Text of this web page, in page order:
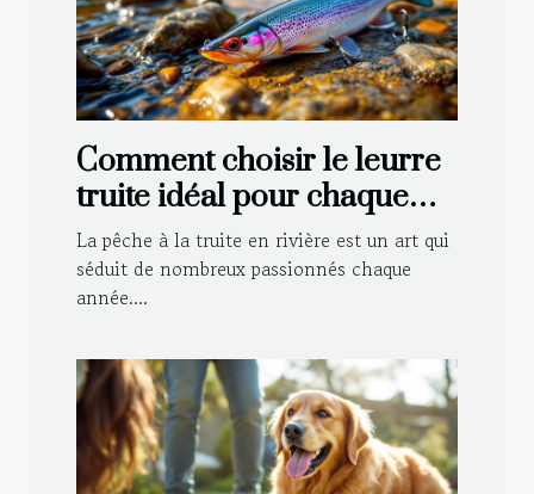
Comment choisir le leurre
truite idéal pour chaque
type de rivière ?
La pêche à la truite en rivière est un art qui
séduit de nombreux passionnés chaque
année....